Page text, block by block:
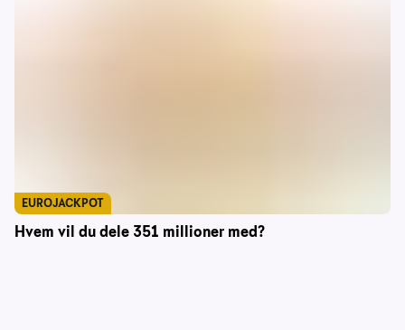
Hvem vil du dele 351 millioner med?
EUROJACKPOT